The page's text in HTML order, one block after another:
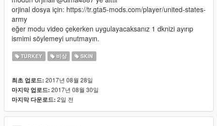
orjinal dosya için: https://tr.gta5-mods.com/player/united-states-
army
eğer modu video çekerken uygulayacaksanız 1 dknizi ayırıp
ismimi söylemeyi unutmayın.
TURKEY 비상 SKIN
최초 업로드: 2017년 08월 28일
마지막 업로드: 2017년 08월 30일
마지막 다운로드: 2일 전